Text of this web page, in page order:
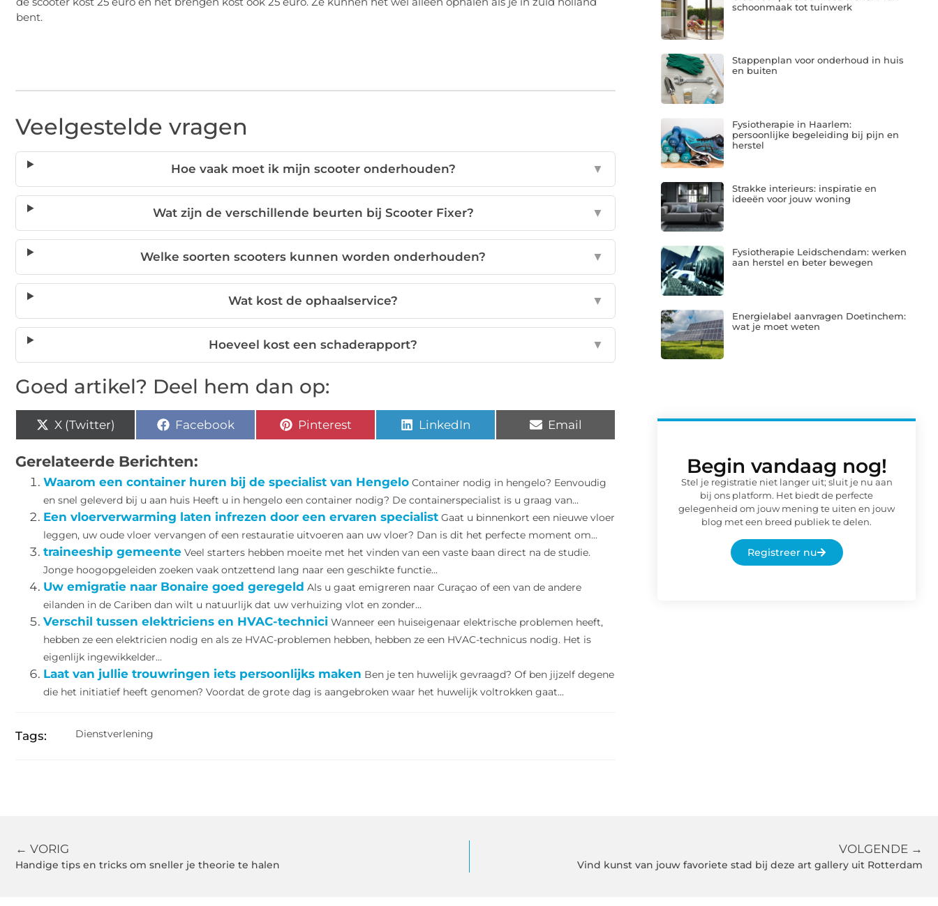
bent.
Veelgestelde vragen
Hoe vaak moet ik mijn scooter onderhouden? ▼
Wat zijn de verschillende beurten bij Scooter Fixer? ▼
Welke soorten scooters kunnen worden onderhouden? ▼
Wat kost de ophaalservice? ▼
Hoeveel kost een schaderapport? ▼
Goed artikel? Deel hem dan op:
X (Twitter) Facebook Pinterest LinkedIn Email
Gerelateerde Berichten:
Waarom een container huren bij de specialist van Hengelo Container nodig in hengelo? Eenvoudig
en snel geleverd bij u aan huis Heeft u in hengelo een container nodig? De containerspecialist is u graag van...
Een vloerverwarming laten infrezen door een ervaren specialist Gaat u binnenkort een nieuwe vloer
leggen, uw oude vloer vervangen of een restauratie uitvoeren aan uw vloer? Dan is dit het perfecte moment om...
traineeship gemeente Veel starters hebben moeite met het vinden van een vaste baan direct na de studie.
Jonge hoogopgeleiden zoeken vaak ontzettend lang naar een geschikte functie...
Uw emigratie naar Bonaire goed geregeld Als u gaat emigreren naar Curaçao of een van de andere
eilanden in de Cariben dan wilt u natuurlijk dat uw verhuizing vlot en zonder...
Verschil tussen elektriciens en HVAC-technici Wanneer een huiseigenaar elektrische problemen heeft,
hebben ze een elektricien nodig en als ze HVAC-problemen hebben, hebben ze een HVAC-technicus nodig. Het is
eigenlijk ingewikkelder...
Laat van jullie trouwringen iets persoonlijks maken Ben je ten huwelijk gevraagd? Of ben jijzelf degene
die het initiatief heeft genomen? Voordat de grote dag is aangebroken waar het huwelijk voltrokken gaat...
Tags: Dienstverlening
schoonmaak tot tuinwerk
Stappenplan voor onderhoud in huis
en buiten
Fysiotherapie in Haarlem:
persoonlijke begeleiding bij pijn en
herstel
Strakke interieurs: inspiratie en
ideeën voor jouw woning
Fysiotherapie Leidschendam: werken
aan herstel en beter bewegen
Energielabel aanvragen Doetinchem:
wat je moet weten
Begin vandaag nog!
Stel je registratie niet langer uit; sluit je nu aan
bij ons platform. Het biedt de perfecte
gelegenheid om jouw mening te uiten en jouw
blog met een breed publiek te delen.
Registreer nu
← VORIG
Handige tips en tricks om sneller je theorie te halen
VOLGENDE →
Vind kunst van jouw favoriete stad bij deze art gallery uit Rotterdam